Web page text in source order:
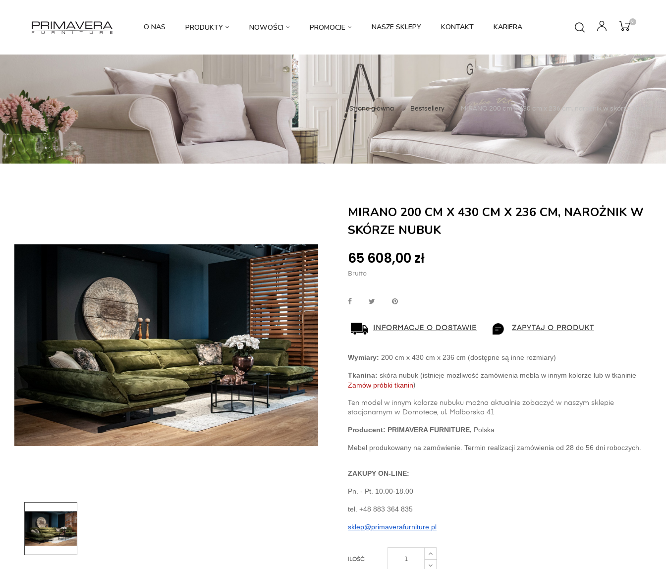
O NAS PRODUKTY NOWOŚCI PROMOCJE NASZE SKLEPY KONTAKT KARIERA
0
Strona główna Bestsellery MIRANO 200 cm x 430 cm x 236 cm, narożnik w skórze nubuk
MIRANO 200 CM X 430 CM X 236 CM, NAROŻNIK W
SKÓRZE NUBUK
65 608,00 zł
Brutto
INFORMACJE O DOSTAWIE ZAPYTAJ O PRODUKT
Wymiary: 200 cm x 430 cm x 236 cm (dostępne są inne rozmiary)
Tkanina:
Zamów próbki tkanin)
Ten model w innym kolorze nubuku można aktualnie zobaczyć w naszym sklepie
stacjonarnym w Domotece, ul. Malborska 41
Producent: PRIMAVERA FURNITURE, Polska
Mebel produkowany na zamówienie. Termin realizacji zamówienia od 28 do 56 dni roboczych.
ZAKUPY ON-LINE:
Pn. - Pt. 10.00-18.00
tel. +48 883 364 835
sklep@primaverafurniture.pl
ILOŚĆ